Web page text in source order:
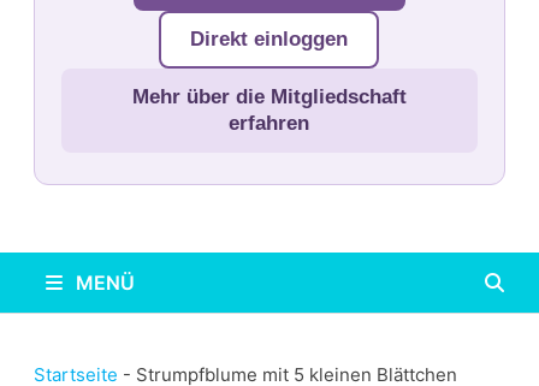
Direkt einloggen
Mehr über die Mitgliedschaft
erfahren
MENÜ
Startseite - Strumpfblume mit 5 kleinen Blättchen